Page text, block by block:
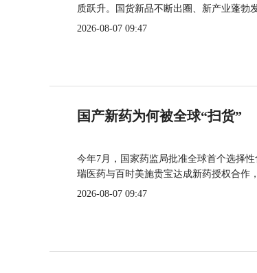
质跃升。国货新品不断出圈、新产业蓬勃
2026-08-07 09:47
国产新药为何被全球“扫货”
今年7月，国家药监局批准全球首个选择
瑞医药与百时美施贵宝达成新药授权合作
2026-08-07 09:47